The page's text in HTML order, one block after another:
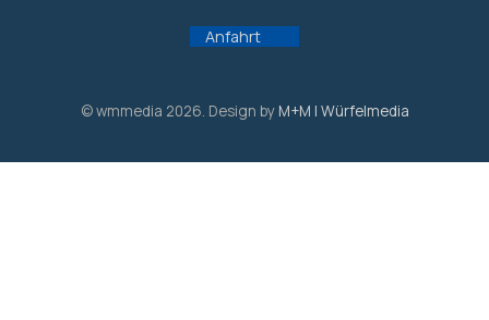
Anfahrt
© wmmedia 2026. Design by M+M | Würfelmedia